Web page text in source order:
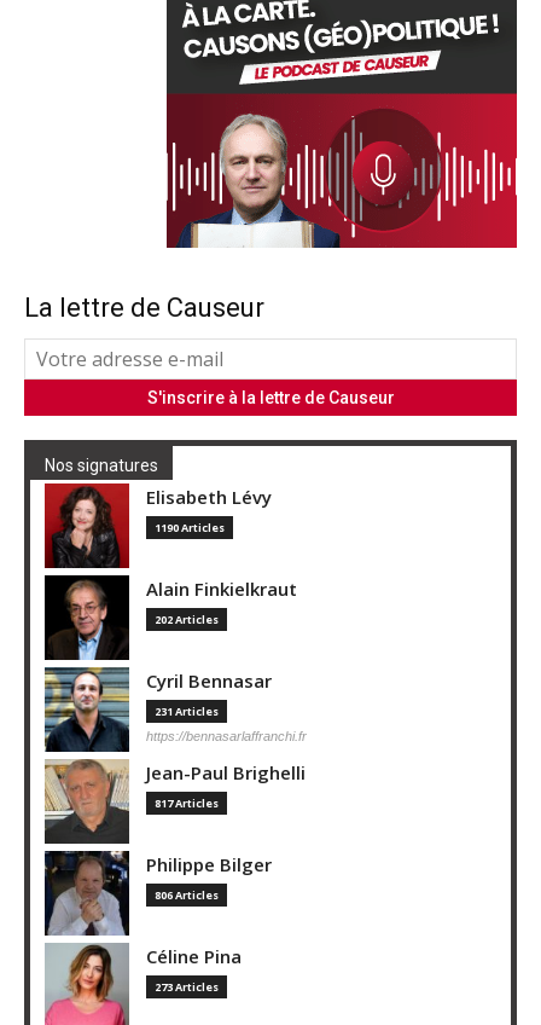
La lettre de Causeur
Nos signatures
Elisabeth Lévy
1190 Articles
Alain Finkielkraut
202 Articles
Cyril Bennasar
231 Articles
https://bennasarlaffranchi.fr
Jean-Paul Brighelli
817 Articles
Philippe Bilger
806 Articles
Céline Pina
273 Articles